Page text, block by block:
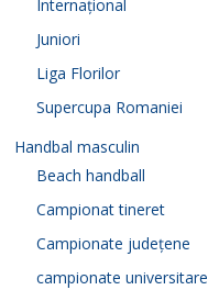
Internațional
Juniori
Liga Florilor
Supercupa Romaniei
Handbal masculin
Beach handball
Campionat tineret
Campionate județene
campionate universitare